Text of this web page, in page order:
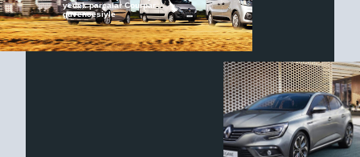
Renault & Dacia Araçlarınızda
Yedek Parça Çözümleri için
En Güvenilir Destek Noktası
yedek parçalar Courpar
güvencesiyle